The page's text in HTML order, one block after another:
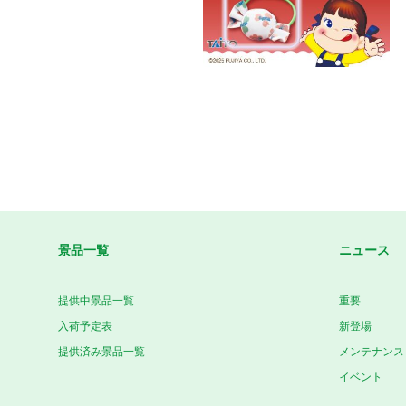
景品一覧
提供中景品一覧
入荷予定表
提供済み景品一覧
ニュース
重要
新登場
メンテナンス
イベント